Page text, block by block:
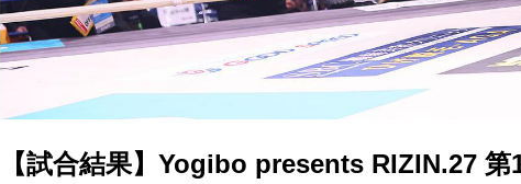
【試合結果】Yogibo presents RIZIN.27